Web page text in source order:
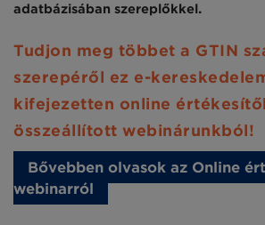
adatbázisában szereplőkkel.
Tudjon meg többet a GTIN
szerepéről ez e-
kifejezetten online
összeállított webinárunkból!
Bővebben olvasok az Online
webinarról